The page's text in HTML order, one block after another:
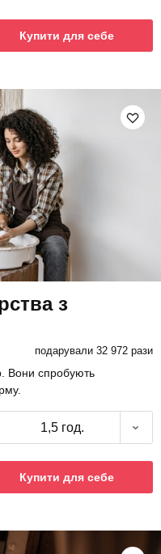
Купити для себе
з
подарували 32 972 рази
Вони спробують
1,5 год.
Купити для себе